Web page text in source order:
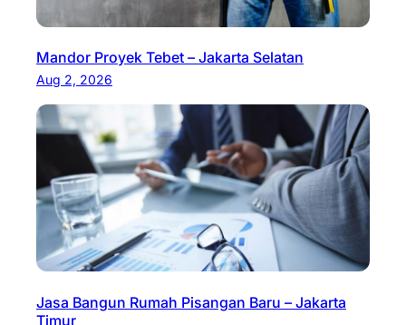
Mandor Proyek Tebet – Jakarta Selatan
Aug 2, 2026
Jasa Bangun Rumah Pisangan Baru – Jakarta
Timur